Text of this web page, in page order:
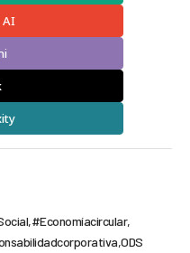
AI
#Economíacircular
ODS